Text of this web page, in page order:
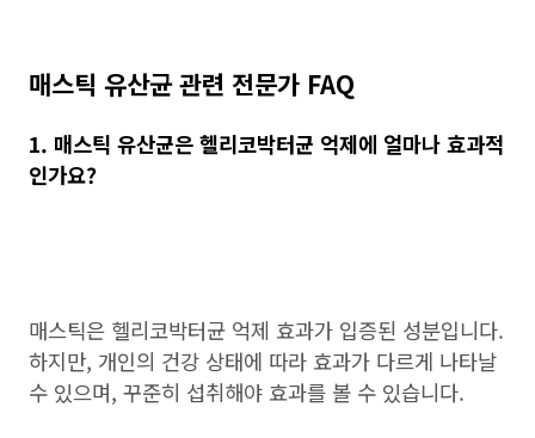
매스틱 유산균 관련 전문가 FAQ
1. 매스틱 유산균은 헬리코박터균 억제에 얼마나 효과적
인가요?
매스틱은 헬리코박터균 억제 효과가 입증된 성분입니다.
하지만, 개인의 건강 상태에 따라 효과가 다르게 나타날
수 있으며, 꾸준히 섭취해야 효과를 볼 수 있습니다.